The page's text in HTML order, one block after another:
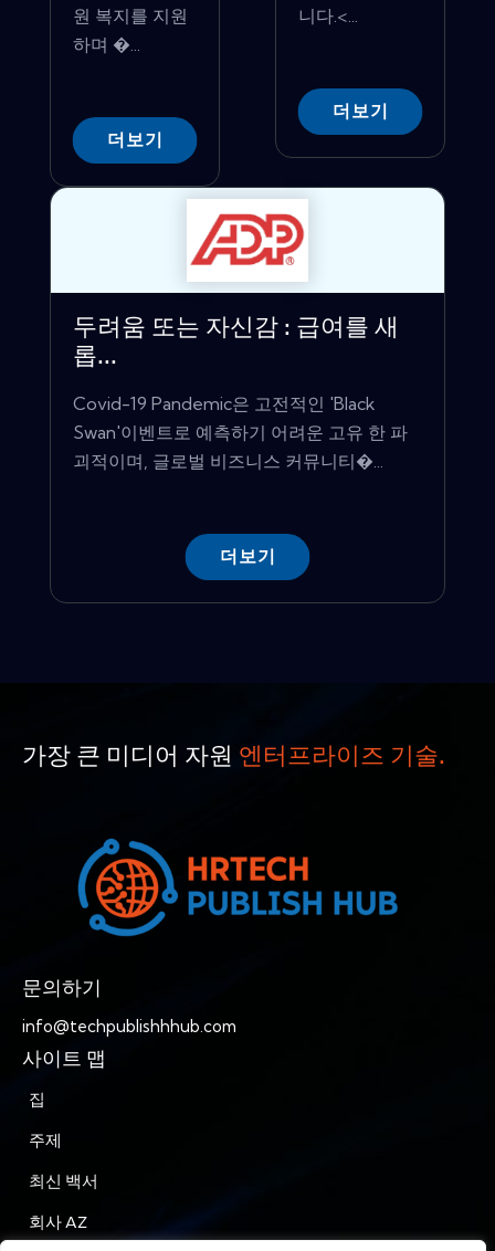
원 복지를 지원
하며 �...
더보기
니다.<...
더보기
두려움 또는 자신감 : 급여를 새
롭...
Covid-19 Pandemic은 고전적인 'Black
Swan'이벤트로 예측하기 어려운 고유 한 파
괴적이며, 글로벌 비즈니스 커뮤니티�...
더보기
가장 큰 미디어 자원 엔터프라이즈 기술.
문의하기
info@techpublishhhub.com
사이트 맵
집
주제
최신 백서
회사 AZ